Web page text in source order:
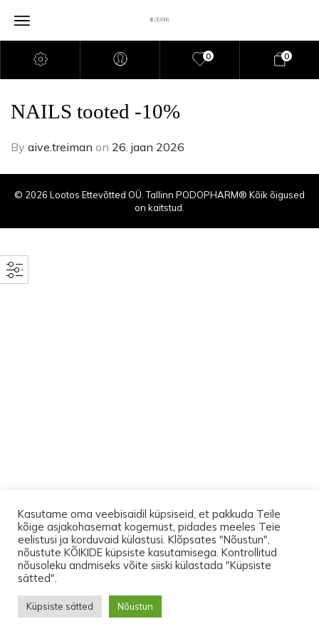
Kuni 17.augustini on transport Eesti-siseselt
pakiautomaati TASUTA. Ostes tooteid vähemalt
150 euro eest, leiad pakist üllatuse.
0 0
NAILS tooted -10%
By aive.treiman on 26. jaan 2026
© 2026 Lootos Ettevõtted OÜ. Tallinn PODOPHARM® Kõik õigused
on kaitstud.
Kasutame oma veebisaidil küpsiseid, et pakkuda Teile
kõige asjakohasemat kogemust, pidades meeles Teie
eelistusi ja korduvaid külastusi. Klõpsates "Nõustun",
nõustute KÕIKIDE küpsiste kasutamisega. Kontrollitud
nõusoleku andmiseks võite siiski külastada "Küpsiste
sätted".
Küpsiste sätted Nõustun